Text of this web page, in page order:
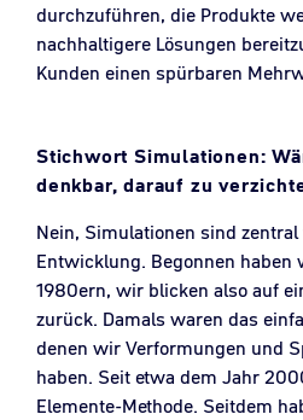
durchzuführen, die Produkte
nachhaltigere Lösungen
Kunden einen spürbaren
Stichwort Simulationen:
denkbar, darauf zu
Nein, Simulationen sind
Entwicklung. Begonnen haben
1980ern, wir blicken also auf
zurück. Damals waren das
denen wir Verformungen und
haben. Seit etwa dem Jahr
Elemente-Methode. Seitdem